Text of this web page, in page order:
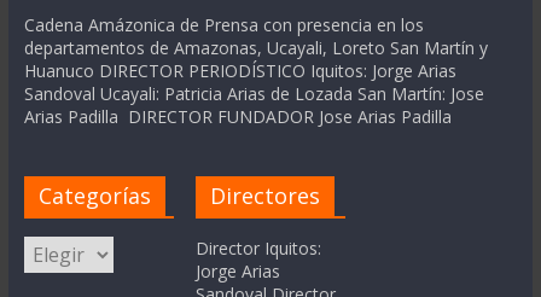
Cadena Amázonica de Prensa con presencia en los
departamentos de Amazonas, Ucayali, Loreto San Martín y
Huanuco DIRECTOR PERIODÍSTICO Iquitos: Jorge Arias
Sandoval Ucayali: Patricia Arias de Lozada San Martín: Jose
Arias Padilla DIRECTOR FUNDADOR Jose Arias Padilla
Categorías
Categorías
Directores
Director Iquitos:
Jorge Arias